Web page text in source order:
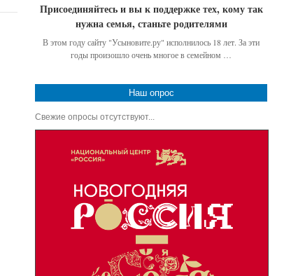
Присоединяйтесь и вы к поддержке тех, кому так
нужна семья, станьте родителями
В этом году сайту "Усыновите.ру" исполнилось 18 лет. За эти
годы произошло очень многое в семейном …
Наш опрос
Свежие опросы отсутствуют...